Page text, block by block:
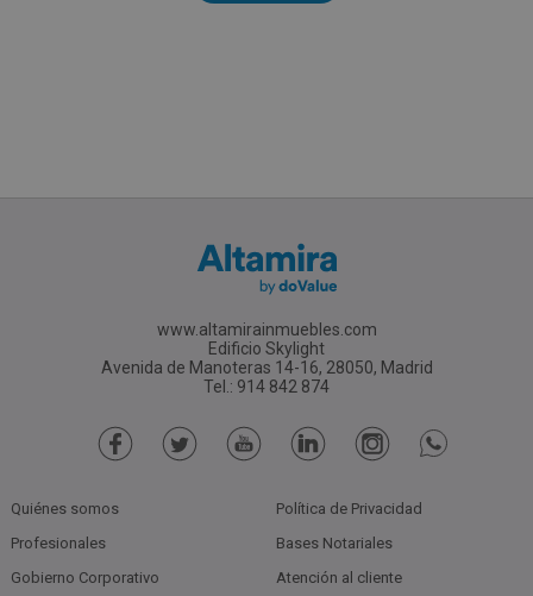
www.altamirainmuebles.com
Edificio Skylight
Avenida de Manoteras 14-16, 28050, Madrid
Tel.: 914 842 874
Quiénes somos
Profesionales
Gobierno Corporativo
Política de Privacidad
Bases Notariales
Atención al cliente